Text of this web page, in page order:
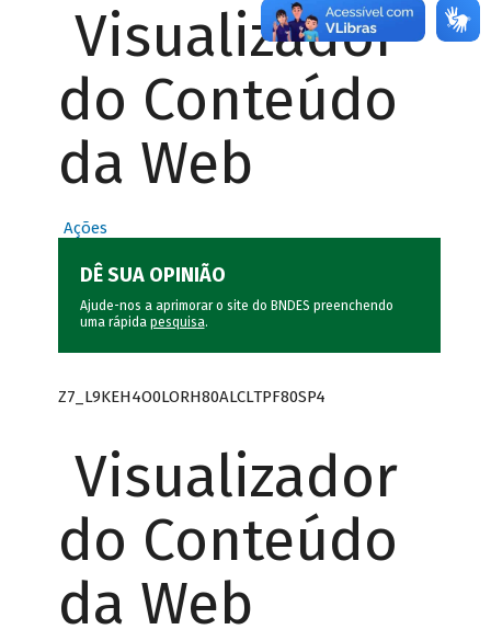
Visualizador
do Conteúdo
da Web
Ações
DÊ SUA OPINIÃO
Ajude-nos a aprimorar o site do BNDES preenchendo
uma rápida pesquisa.
Z7_L9KEH4O0LORH80ALCLTPF80SP4
Visualizador
do Conteúdo
da Web